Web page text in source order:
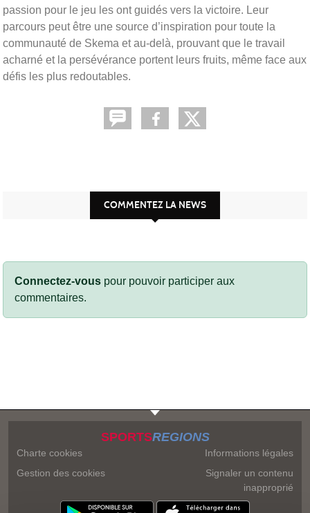
passion pour le jeu les ont guidés vers la victoire. Leur
parcours peut être une source d’inspiration pour toute la
communauté de Skema et au-delà, prouvant que le travail
acharné et la persévérance portent leurs fruits, même face aux
défis les plus redoutables.
COMMENTEZ LA NEWS
Connectez-vous pour pouvoir participer aux
commentaires.
SPORTSREGIONS
Charte cookies
Gestion des cookies
Informations légales
Signaler un contenu
inapproprié